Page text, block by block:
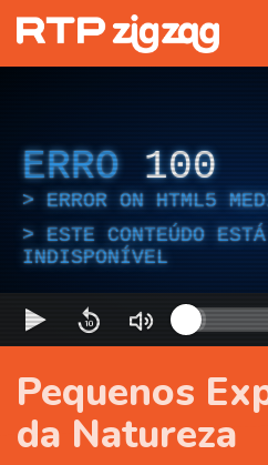
ERRO 100
ERROR ON HTML5
ESTE CONTEÚDO
INDISPONÍVEL
Pequenos
da Natureza